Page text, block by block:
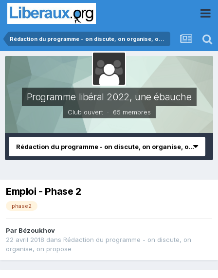
Rédaction du programme - on discute, on organise, on propose
Programme libéral 2022, une ébauche
Club ouvert · 65 membres
Rédaction du programme - on discute, on organise, on propose
Emploi - Phase 2
phase2
Par Bézoukhov
22 avril 2018 dans Rédaction du programme - on discute, on
organise, on propose